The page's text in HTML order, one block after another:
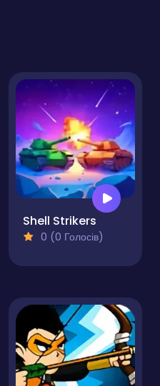
Shell Strikers
0 (0 Голосів)